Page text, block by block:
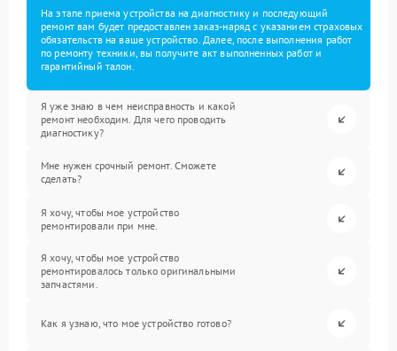
На этапе приема устройства на диагностику и последующий
ремонт вам будет предоставлен заказ-наряд с указанием страховых
обязательств на ваше устройство. Далее, после выполнения работ
по ремонту техники, вы получите акт выполненных работ и
гарантийный талон.
Я уже знаю в чем неисправность и какой
ремонт необходим. Для чего проводить
диагностику?
Мне нужен срочный ремонт. Сможете
сделать?
Я хочу, чтобы мое устройство
ремонтировали при мне.
Я хочу, чтобы мое устройство
ремонтировалось только оригинальными
запчастями.
Как я узнаю, что мое устройство готово?